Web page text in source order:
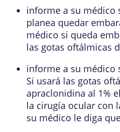
informe a su médico
planea quedar
médico si queda
las gotas oftálmicas
informe a su médico
Si usará las gotas
apraclonidina al 1%
la cirugía ocular con
su médico le diga